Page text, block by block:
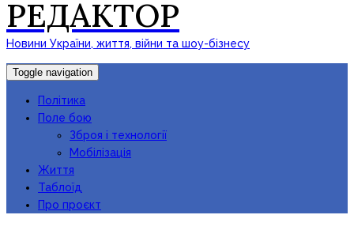
РЕДАКТОР
Новини України, життя, війни та шоу-бізнесу
Toggle navigation
Політика
Поле бою
Зброя і технології
Мобілізація
Життя
Таблоїд
Про проєкт